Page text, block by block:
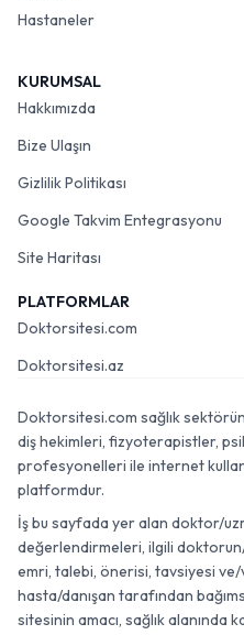
Hastaneler
KURUMSAL
Hakkımızda
Bize Ulaşın
Gizlilik Politikası
Google Takvim Entegrasyonu
Site Haritası
PLATFORMLAR
Doktorsitesi.com
Doktorsitesi.az
Doktorsitesi.com sağlık
diş hekimleri, fizyoterapistler,
profesyonelleri ile internet
platformdur.
İş bu sayfada yer alan doktor/
değerlendirmeleri, ilgili
emri, talebi, önerisi, tavsiyesi ve/
hasta/danışan tarafından
sitesinin amacı, sağlık alanında